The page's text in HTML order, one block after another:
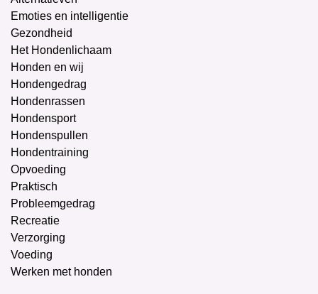
Emoties en intelligentie
Gezondheid
Het Hondenlichaam
Honden en wij
Hondengedrag
Hondenrassen
Hondensport
Hondenspullen
Hondentraining
Opvoeding
Praktisch
Probleemgedrag
Recreatie
Verzorging
Voeding
Werken met honden